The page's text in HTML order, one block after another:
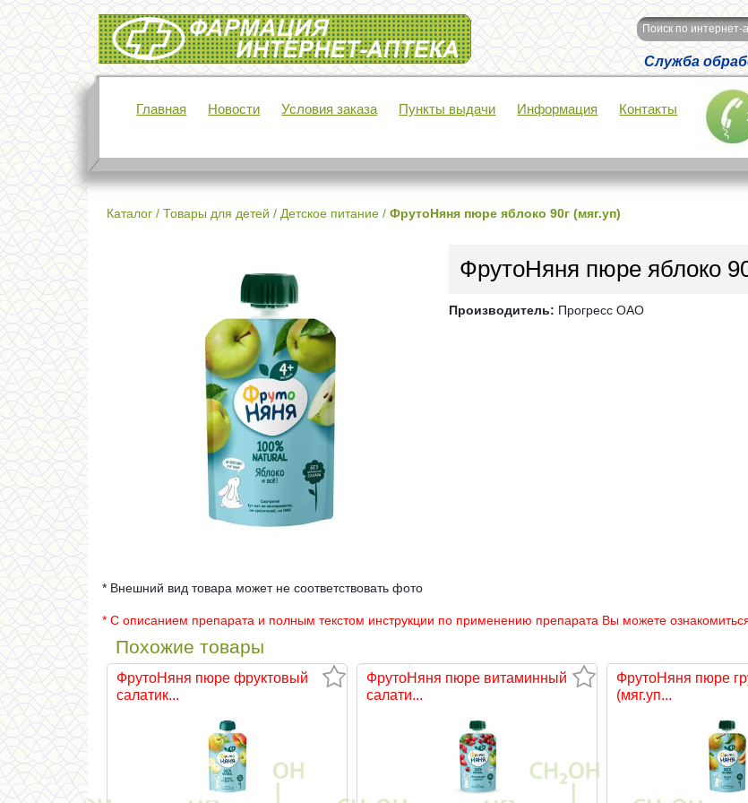
Интернет-аптека Фармация Поиск по
Служба
Главная Новости Условия заказа Пункты выдачи Информация Контакты
Каталог / Товары для детей / Детское питание / ФрутоНяня пюре яблоко 90г (мяг.уп)
ФрутоНяня пюре яблоко
Производитель: Прогресс ОАО
* Внешний вид товара может не соответствовать фото
* С описанием препарата и полным текстом инструкции по применению препарата Вы можете
Похожие товары
ФрутоНяня пюре фруктовый
салатик...
ФрутоНяня пюре витаминный
салати...
ФрутоНяня пюре
(мяг.уп...